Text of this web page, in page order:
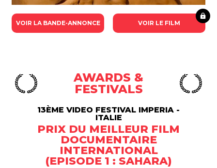
VOIR LA BANDE-ANNONCE VOIR LE FILM
AWARDS &
FESTIVALS
13ÈME VIDEO FESTIVAL IMPERIA -
ITALIE
PRIX DU MEILLEUR FILM
DOCUMENTAIRE
INTERNATIONAL
(EPISODE 1 : SAHARA)